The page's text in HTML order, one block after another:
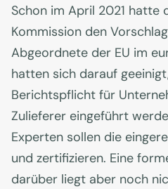
Schon im April 2021 hatte
Kommission den
Abgeordnete der EU im
hatten sich darauf
Berichtspflicht für
Zulieferer eingeführt
Experten sollen die
und zertifizieren. Eine
darüber liegt aber noch